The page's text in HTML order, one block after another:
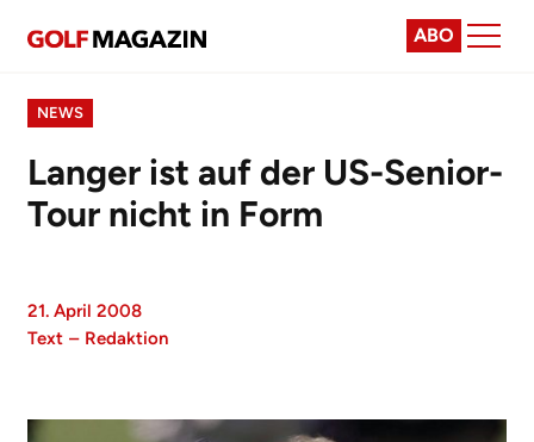
ABO
NEWS
Langer ist auf der US-Senior-
Tour nicht in Form
21. April 2008
Text – Redaktion